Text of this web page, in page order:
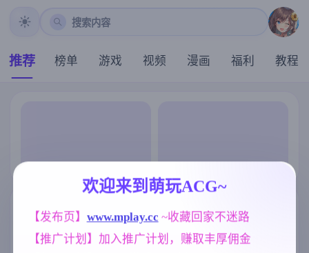
搜索内容
推荐 榜单 游戏 视频 漫画 福利 教程
欢迎来到萌玩ACG~
【发布页】 www.mplay.cc ~收藏回家不迷路
【推广计划】加入推广计划，赚取丰厚佣金